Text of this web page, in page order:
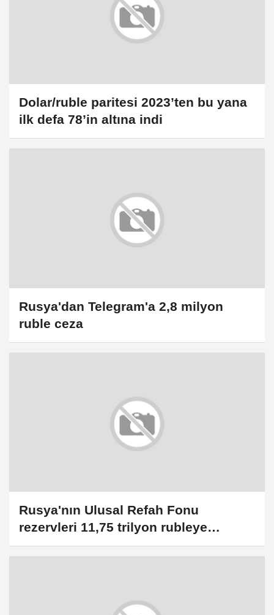
Dolar/ruble paritesi 2023’ten bu yana
ilk defa 78’in altına indi
Rusya'dan Telegram'a 2,8 milyon
ruble ceza
Rusya'nın Ulusal Refah Fonu
rezervleri 11,75 trilyon rubleye
geriledi